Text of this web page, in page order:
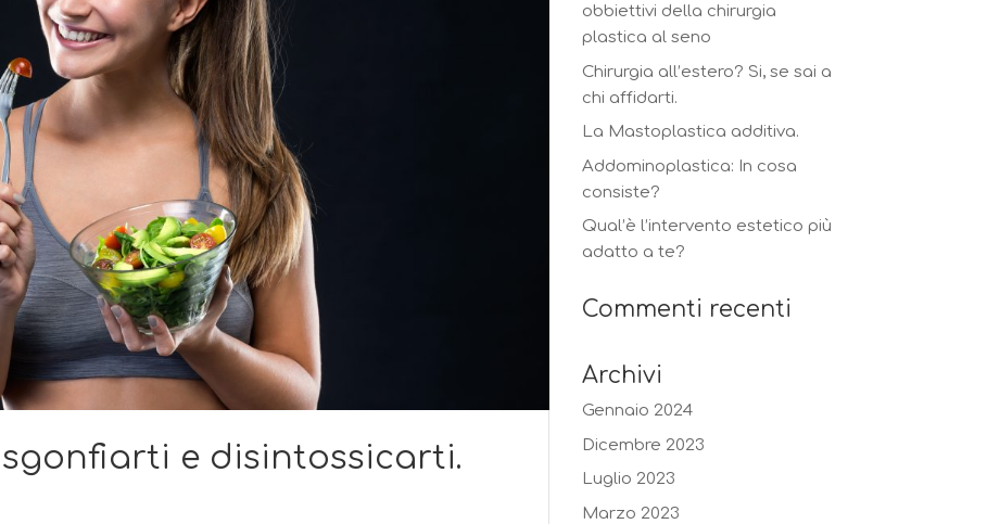
e disintossicarti.
obbiettivi della chirurgia
plastica al seno
Chirurgia all’estero? Si, se sai a
chi affidarti.
La Mastoplastica additiva.
Addominoplastica: In cosa
consiste?
Qual’è l’intervento estetico più
adatto a te?
Commenti recenti
Archivi
Gennaio 2024
Dicembre 2023
Luglio 2023
Marzo 2023